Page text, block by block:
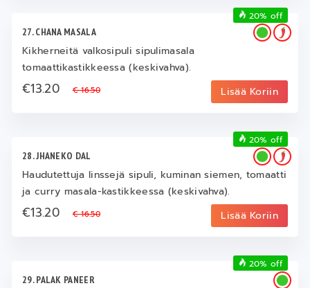
27. CHANA MASALA
Kikherneitä valkosipuli sipulimasala
tomaattikastikkeessa (keskivahva).
€13.20€ 16.50 Lisää Koriin
20% off
28. JHANEKO DAL
Haudutettuja linssejä sipuli, kuminan siemen, tomaatti
ja curry masala-kastikkeessa (keskivahva).
€13.20€ 16.50 Lisää Koriin
20% off
29. PALAK PANEER
20% off